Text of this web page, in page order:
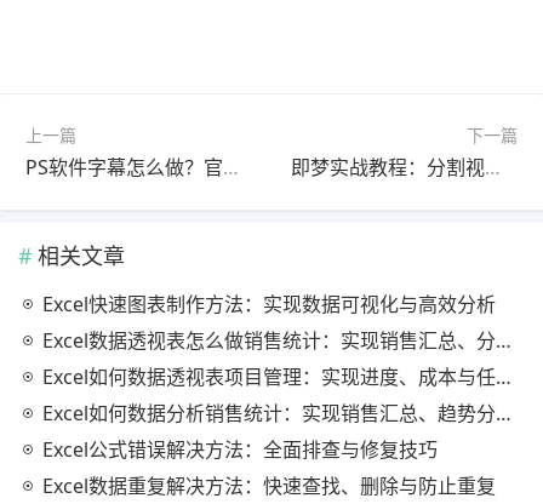
上一篇
PS软件字幕怎么做？官方最新版教程（新手必看）
下一篇
即梦实战教程：分割视频完整教程2025最新版（新手必看）
相关文章
Excel快速图表制作方法：实现数据可视化与高效分析
Excel数据透视表怎么做销售统计：实现销售汇总、分析与动态监控
Excel如何数据透视表项目管理：实现进度、成本与任务的高效分析
Excel如何数据分析销售统计：实现销售汇总、趋势分析与业绩优化
Excel公式错误解决方法：全面排查与修复技巧
Excel数据重复解决方法：快速查找、删除与防止重复